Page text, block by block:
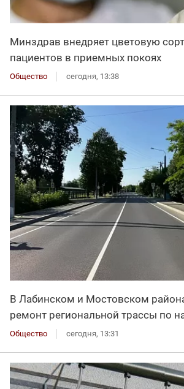
Минздрав внедряет цветовую
пациентов в приемных покоях
Общество сегодня, 13:38
В Лабинском и Мостовском
ремонт региональной трассы по
Общество сегодня, 13:31